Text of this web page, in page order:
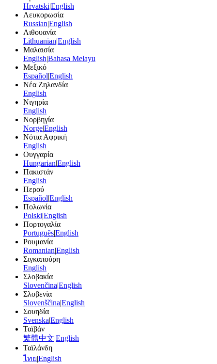
Hrvatski|English
Λευκορωσία
Russian|English
Λιθουανία
Lithuanian|English
Μαλαισία
English|Bahasa Melayu
Μεξικό
Español|English
Νέα Ζηλανδία
English
Νιγηρία
English
Νορβηγία
Norge|English
Νότια Αφρική
English
Ουγγαρία
Hungarian|English
Πακιστάν
English
Περού
Español|English
Πολωνία
Polski|English
Πορτογαλία
Português|English
Ρουμανία
Romanian|English
Σιγκαπούρη
English
Σλοβακία
Slovenčina|English
Σλοβενία
Slovenščina|English
Σουηδία
Svenska|English
Ταϊβάν
繁體中文|English
Ταϊλάνδη
ไทย|English